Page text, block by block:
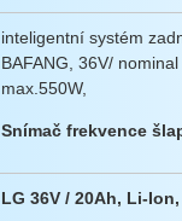
inteligentní systém
BAFANG, 36V/
max.550W,
Snímač frekvence
LG 36V / 20Ah, Li-